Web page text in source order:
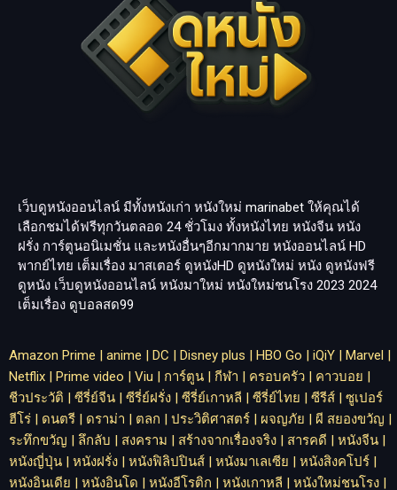
เว็บดูหนังออนไลน์ มีทั้งหนังเก่า หนังใหม่ marinabet ให้คุณได้
เลือกชมได้ฟรีทุกวันตลอด 24 ชั่วโมง ทั้งหนังไทย หนังจีน หนัง
ฝรั่ง การ์ตูนอนิเมชั่น และหนังอื่นๆอีกมากมาย หนังออนไลน์ HD
พากย์ไทย เต็มเรื่อง มาสเตอร์ ดูหนังHD ดูหนังใหม่ หนัง ดูหนังฟรี
ดูหนัง เว็บดูหนังออนไลน์ หนังมาใหม่ หนังใหม่ชนโรง 2023 2024
เต็มเรื่อง ดูบอลสด99
Amazon Prime | anime | DC | Disney plus | HBO Go | iQiY | Marvel |
Netflix | Prime video | Viu | การ์ตูน | กีฬา | ครอบครัว | คาวบอย |
ชีวประวัติ | ซีรี่ย์จีน | ซีรี่ย์ฝรั่ง | ซีรี่ย์เกาหลี | ซีรี่ย์ไทย | ซีรีส์ | ซูเปอร์
ฮีโร่ | ดนตรี | ดราม่า | ตลก | ประวิติศาสตร์ | ผจญภัย | ผี สยองขวัญ |
ระทึกขวัญ | ลึกลับ | สงคราม | สร้างจากเรื่องจริง | สารคดี | หนังจีน |
หนังญี่ปุ่น | หนังฝรั่ง | หนังฟิลิปปินส์ | หนังมาเลเซีย | หนังสิงคโปร์ |
หนังอินเดีย | หนังอินโด | หนังอีโรติก | หนังเกาหลี | หนังใหม่ชนโรง |